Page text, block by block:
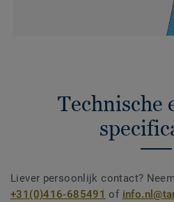
Technische
Liever persoonlijk contact?
+31(0)416-685491 of